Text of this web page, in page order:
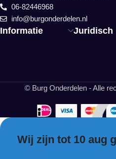
Informatie Juridisch
06-82446968
info@burgonderdelen.nl
© Burg Onderdelen - Alle
Wij zijn tot 10 aug